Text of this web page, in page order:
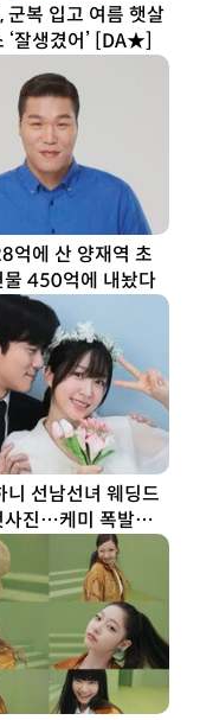
군복 입고 여름 햇살
‘잘생겼어’ [DA★]
억에 산 양재역 초
물 450억에 내놨다
니 선남선녀 웨딩드
사진…케미 폭발